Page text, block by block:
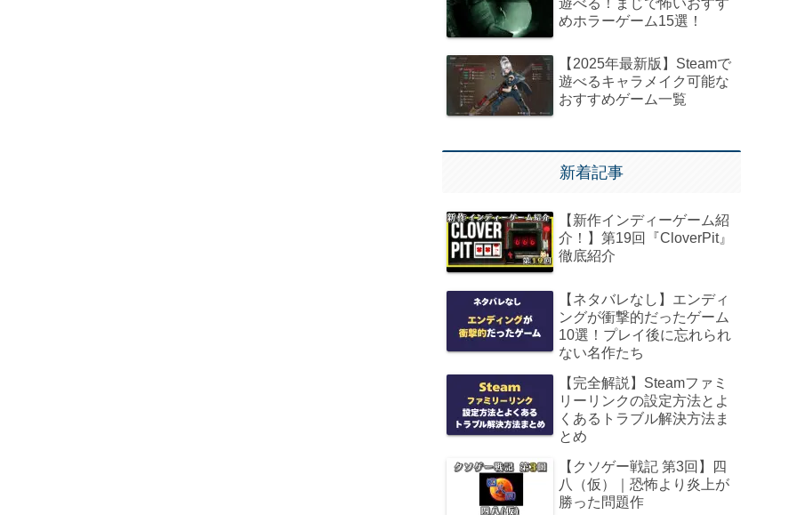
めホラーゲーム15選！
【2025年最新版】Steamで
遊べるキャラメイク可能な
おすすめゲーム一覧
新着記事
【新作インディーゲーム紹
介！】第19回『CloverPit』
徹底紹介
【ネタバレなし】エンディ
ングが衝撃的だったゲーム
10選！プレイ後に忘れられ
ない名作たち
【完全解説】Steamファミ
リーリンクの設定方法とよ
くあるトラブル解決方法ま
とめ
【クソゲー戦記 第3回】四
八（仮）｜恐怖より炎上が
勝った問題作